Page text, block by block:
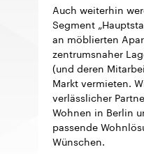
Auch weiterhin
Segment
an möblierten
zentrumsnaher
(und deren
Markt vermieten.
verlässlicher
Wohnen in Berlin
passende
Wünschen.